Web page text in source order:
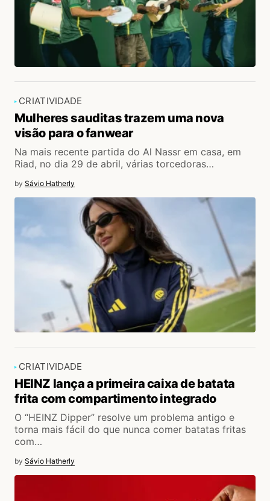
CRIATIVIDADE
Mulheres sauditas trazem uma nova
visão para o fanwear
Na mais recente partida do Al Nassr em casa, em
Riad, no dia 29 de abril, várias torcedoras…
by Sávio Hatherly
CRIATIVIDADE
HEINZ lança a primeira caixa de batata
frita com compartimento integrado
O “HEINZ Dipper” resolve um problema antigo e
torna mais fácil do que nunca comer batatas fritas
com…
by Sávio Hatherly